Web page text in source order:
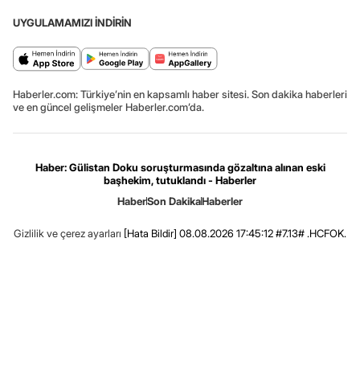
UYGULAMAMIZI İNDİRİN
Haberler.com: Türkiye’nin en kapsamlı haber sitesi. Son dakika haberleri
ve en güncel gelişmeler Haberler.com’da.
Haber: Gülistan Doku soruşturmasında gözaltına alınan eski
başhekim, tutuklandı - Haberler
HaberSon DakikaHaberler
Gizlilik ve çerez ayarları [Hata Bildir] 08.08.2026 17:45:12 #7.13# .HCFOK.